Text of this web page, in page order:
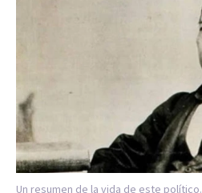
Un resumen de la vida de este político.